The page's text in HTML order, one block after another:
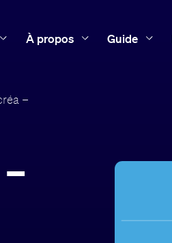
À propos Guide
–